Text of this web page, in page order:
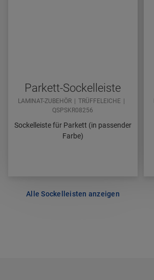
Parkett-Sockelleiste
LAMINAT-ZUBEHÖR
TRÜFFELEICHE
QSPSKR08256
Sockelleiste für Parkett (in passender
Farbe)
Alle Sockelleisten anzeigen